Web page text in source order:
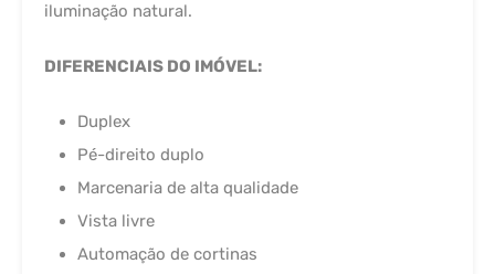
iluminação natural.
DIFERENCIAIS DO IMÓVEL:
Duplex
Pé-direito duplo
Marcenaria de alta qualidade
Vista livre
Automação de cortinas